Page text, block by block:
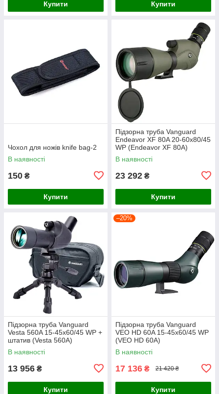
Купити Купити
Чохол для ножів knife bag-2
В наявності
150 ₴
Купити
Підзорна труба Vanguard
Endeavor XF 80A 20-60x80/45
WP (Endeavor XF 80A)
В наявності
23 292 ₴
Купити
Підзорна труба Vanguard
Vesta 560A 15-45x60/45 WP +
штатив (Vesta 560A)
В наявності
13 956 ₴
Купити
–20%
Підзорна труба Vanguard
VEO HD 60A 15-45x60/45 WP
(VEO HD 60A)
В наявності
17 136 ₴ 21 420 ₴
Купити